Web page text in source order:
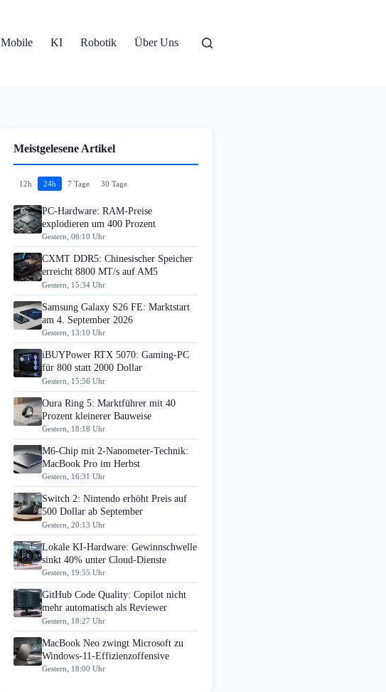
Mobile KI Robotik Über Uns
Meistgelesene Artikel
12h 24h 7 Tage 30 Tage
PC-Hardware: RAM-Preise
explodieren um 400 Prozent
Gestern, 06:10 Uhr
CXMT DDR5: Chinesischer Speicher
erreicht 8800 MT/s auf AM5
Gestern, 15:34 Uhr
Samsung Galaxy S26 FE: Marktstart
am 4. September 2026
Gestern, 13:10 Uhr
iBUYPower RTX 5070: Gaming-PC
für 800 statt 2000 Dollar
Gestern, 15:56 Uhr
Oura Ring 5: Marktführer mit 40
Prozent kleinerer Bauweise
Gestern, 18:18 Uhr
M6-Chip mit 2-Nanometer-Technik:
MacBook Pro im Herbst
Gestern, 16:31 Uhr
Switch 2: Nintendo erhöht Preis auf
500 Dollar ab September
Gestern, 20:13 Uhr
Lokale KI-Hardware: Gewinnschwelle
sinkt 40% unter Cloud-Dienste
Gestern, 19:55 Uhr
GitHub Code Quality: Copilot nicht
mehr automatisch als Reviewer
Gestern, 18:27 Uhr
MacBook Neo zwingt Microsoft zu
Windows-11-Effizienzoffensive
Gestern, 18:00 Uhr